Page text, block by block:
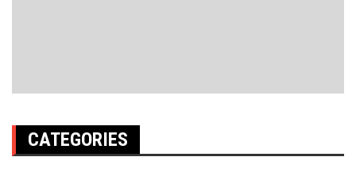
CATEGORIES